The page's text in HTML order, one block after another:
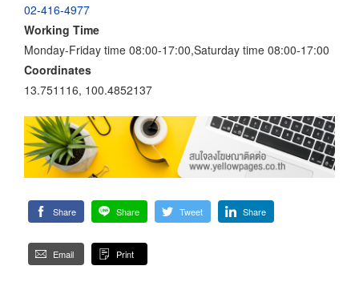
02-416-4977
Working Time
Monday-Friday time 08:00-17:00,Saturday time 08:00-17:00
Coordinates
13.751116, 100.4852137
Share Share Tweet Share
Email Print